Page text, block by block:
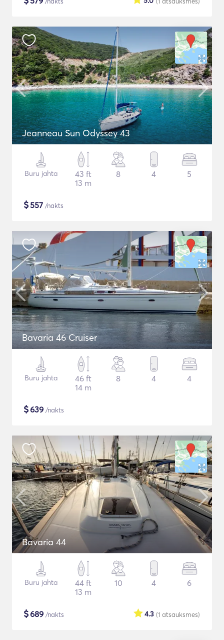
Jeanneau Sun Odyssey 43
Buru jahta
43 ft
13 m
8 4 5
$557 /nakts
Bavaria 46 Cruiser
Buru jahta
46 ft
14 m
8 4 4
$639 /nakts
Bavaria 44
Buru jahta
44 ft
13 m
10 4 6
$689 /nakts (1 atsauksmes)
4.3